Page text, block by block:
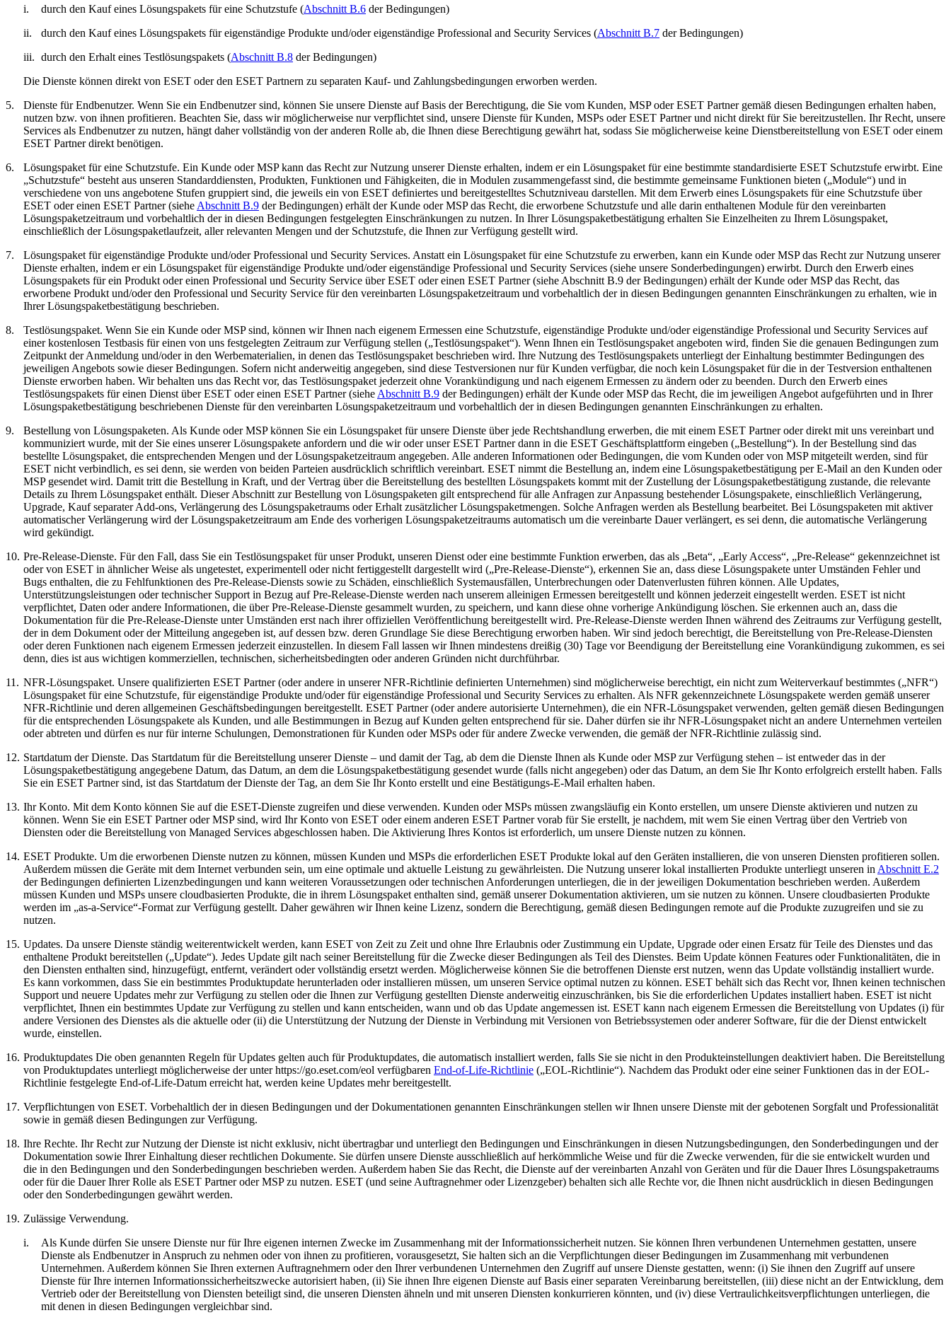
i.
durch den Kauf eines Lösungspakets für eine Schutzstufe (Abschnitt B.6 der Bedingungen)
ii.
durch den Kauf eines Lösungspakets für eigenständige Produkte und/oder eigenständige Professional and Security Services (Abschnitt B.7 der Bedingungen)
iii. durch den Erhalt eines Testlösungspakets (Abschnitt B.8 der Bedingungen)
Die Dienste können direkt von ESET oder den ESET Partnern zu separaten Kauf- und Zahlungsbedingungen erworben werden.
5.
Dienste für Endbenutzer. Wenn Sie ein Endbenutzer sind, können Sie unsere Dienste auf Basis der Berechtigung, die Sie vom Kunden, MSP oder ESET Partner gemäß diesen Bedingungen erhalten haben,
nutzen bzw. von ihnen profitieren. Beachten Sie, dass wir möglicherweise nur verpflichtet sind, unsere Dienste für Kunden, MSPs oder ESET Partner und nicht direkt für Sie bereitzustellen. Ihr Recht, unsere
Services als Endbenutzer zu nutzen, hängt daher vollständig von der anderen Rolle ab, die Ihnen diese Berechtigung gewährt hat, sodass Sie möglicherweise keine Dienstbereitstellung von ESET oder einem
ESET Partner direkt benötigen.
6.
Lösungspaket für eine Schutzstufe. Ein Kunde oder MSP kann das Recht zur Nutzung unserer Dienste erhalten, indem er ein Lösungspaket für eine bestimmte standardisierte ESET Schutzstufe erwirbt. Eine
„Schutzstufe“ besteht aus unseren Standarddiensten, Produkten, Funktionen und Fähigkeiten, die in Modulen zusammengefasst sind, die bestimmte gemeinsame Funktionen bieten („Module“) und in
verschiedene von uns angebotene Stufen gruppiert sind, die jeweils ein von ESET definiertes und bereitgestelltes Schutzniveau darstellen. Mit dem Erwerb eines Lösungspakets für eine Schutzstufe über
ESET oder einen ESET Partner (sieheAbschnitt B.9 der Bedingungen) erhält der Kunde oder MSP das Recht, die erworbene Schutzstufe und alle darin enthaltenen Module für den vereinbarten
Lösungspaketzeitraum und vorbehaltlich der in diesen Bedingungen festgelegten Einschränkungen zu nutzen. In Ihrer Lösungspaketbestätigung erhalten Sie Einzelheiten zu Ihrem Lösungspaket,
einschließlich der Lösungspaketlaufzeit, aller relevanten Mengen und der Schutzstufe, die Ihnen zur Verfügung gestellt wird.
7.
Lösungspaket für eigenständige Produkte und/oder Professional und Security Services. Anstatt ein Lösungspaket für eine Schutzstufe zu erwerben, kann ein Kunde oder MSP das Recht zur Nutzung unserer
Dienste erhalten, indem er ein Lösungspaket für eigenständige Produkte und/oder eigenständige Professional und Security Services (siehe unsere Sonderbedingungen) erwirbt. Durch den Erwerb eines
Lösungspakets für ein Produkt oder einen Professional und Security Service über ESET oder einen ESET Partner (siehe Abschnitt B.9 der Bedingungen) erhält der Kunde oder MSP das Recht, das
erworbene Produkt und/oder den Professional und Security Service für den vereinbarten Lösungspaketzeitraum und vorbehaltlich der in diesen Bedingungen genannten Einschränkungen zu erhalten, wie in
Ihrer Lösungspaketbestätigung beschrieben.
8.
Testlösungspaket. Wenn Sie ein Kunde oder MSP sind, können wir Ihnen nach eigenem Ermessen eine Schutzstufe, eigenständige Produkte und/oder eigenständige Professional und Security Services auf
einer kostenlosen Testbasis für einen von uns festgelegten Zeitraum zur Verfügung stellen („Testlösungspaket“). Wenn Ihnen ein Testlösungspaket angeboten wird, finden Sie die genauen Bedingungen zum
Zeitpunkt der Anmeldung und/oder in den Werbematerialien, in denen das Testlösungspaket beschrieben wird. Ihre Nutzung des Testlösungspakets unterliegt der Einhaltung bestimmter Bedingungen des
jeweiligen Angebots sowie dieser Bedingungen. Sofern nicht anderweitig angegeben, sind diese Testversionen nur für Kunden verfügbar, die noch kein Lösungspaket für die in der Testversion enthaltenen
Dienste erworben haben. Wir behalten uns das Recht vor, das Testlösungspaket jederzeit ohne Vorankündigung und nach eigenem Ermessen zu ändern oder zu beenden. Durch den Erwerb eines
Testlösungspakets für einen Dienst über ESET oder einen ESET Partner (sieheAbschnitt B.9 der Bedingungen) erhält der Kunde oder MSP das Recht, die im jeweiligen Angebot aufgeführten und in Ihrer
Lösungspaketbestätigung beschriebenen Dienste für den vereinbarten Lösungspaketzeitraum und vorbehaltlich der in diesen Bedingungen genannten Einschränkungen zu erhalten.
9.
Bestellung von Lösungspaketen. Als Kunde oder MSP können Sie ein Lösungspaket für unsere Dienste über jede Rechtshandlung erwerben, die mit einem ESET Partner oder direkt mit uns vereinbart und
kommuniziert wurde, mit der Sie eines unserer Lösungspakete anfordern und die wir oder unser ESET Partner dann in die ESET Geschäftsplattform eingeben („Bestellung“). In der Bestellung sind das
bestellte Lösungspaket, die entsprechenden Mengen und der Lösungspaketzeitraum angegeben. Alle anderen Informationen oder Bedingungen, die vom Kunden oder von MSP mitgeteilt werden, sind für
ESET nicht verbindlich, es sei denn, sie werden von beiden Parteien ausdrücklich schriftlich vereinbart. ESET nimmt die Bestellung an, indem eine Lösungspaketbestätigung per E-Mail an den Kunden oder
MSP gesendet wird. Damit tritt die Bestellung in Kraft, und der Vertrag über die Bereitstellung des bestellten Lösungspakets kommt mit der Zustellung der Lösungspaketbestätigung zustande, die relevante
Details zu Ihrem Lösungspaket enthält. Dieser Abschnitt zur Bestellung von Lösungspaketen gilt entsprechend für alle Anfragen zur Anpassung bestehender Lösungspakete, einschließlich Verlängerung,
Upgrade, Kauf separater Add-ons, Verlängerung des Lösungspaketraums oder Erhalt zusätzlicher Lösungspaketmengen. Solche Anfragen werden als Bestellung bearbeitet. Bei Lösungspaketen mit aktiver
automatischer Verlängerung wird der Lösungspaketzeitraum am Ende des vorherigen Lösungspaketzeitraums automatisch um die vereinbarte Dauer verlängert, es sei denn, die automatische Verlängerung
wird gekündigt.
10. Pre-Release-Dienste. Für den Fall, dass Sie ein Testlösungspaket für unser Produkt, unseren Dienst oder eine bestimmte Funktion erwerben, das als „Beta“, „Early Access“, „Pre-Release“ gekennzeichnet ist
oder von ESET in ähnlicher Weise als ungetestet, experimentell oder nicht fertiggestellt dargestellt wird („Pre-Release-Dienste“), erkennen Sie an, dass diese Lösungspakete unter Umständen Fehler und
Bugs enthalten, die zu Fehlfunktionen des Pre-Release-Diensts sowie zu Schäden, einschließlich Systemausfällen, Unterbrechungen oder Datenverlusten führen können. Alle Updates,
Unterstützungsleistungen oder technischer Support in Bezug auf Pre-Release-Dienste werden nach unserem alleinigen Ermessen bereitgestellt und können jederzeit eingestellt werden. ESET ist nicht
verpflichtet, Daten oder andere Informationen, die über Pre-Release-Dienste gesammelt wurden, zu speichern, und kann diese ohne vorherige Ankündigung löschen. Sie erkennen auch an, dass die
Dokumentation für die Pre-Release-Dienste unter Umständen erst nach ihrer offiziellen Veröffentlichung bereitgestellt wird. Pre-Release-Dienste werden Ihnen während des Zeitraums zur Verfügung gestellt,
der in dem Dokument oder der Mitteilung angegeben ist, auf dessen bzw. deren Grundlage Sie diese Berechtigung erworben haben. Wir sind jedoch berechtigt, die Bereitstellung von Pre-Release-Diensten
oder deren Funktionen nach eigenem Ermessen jederzeit einzustellen. In diesem Fall lassen wir Ihnen mindestens dreißig (30) Tage vor Beendigung der Bereitstellung eine Vorankündigung zukommen, es sei
denn, dies ist aus wichtigen kommerziellen, technischen, sicherheitsbedingten oder anderen Gründen nicht durchführbar.
11. NFR-Lösungspaket. Unsere qualifizierten ESET Partner (oder andere in unserer NFR-Richtlinie definierten Unternehmen) sind möglicherweise berechtigt, ein nicht zum Weiterverkauf bestimmtes („NFR“)
Lösungspaket für eine Schutzstufe, für eigenständige Produkte und/oder für eigenständige Professional und Security Services zu erhalten. Als NFR gekennzeichnete Lösungspakete werden gemäß unserer
NFR-Richtlinie und deren allgemeinen Geschäftsbedingungen bereitgestellt. ESET Partner (oder andere autorisierte Unternehmen), die ein NFR-Lösungspaket verwenden, gelten gemäß diesen Bedingungen
für die entsprechenden Lösungspakete als Kunden, und alle Bestimmungen in Bezug auf Kunden gelten entsprechend für sie. Daher dürfen sie ihr NFR-Lösungspaket nicht an andere Unternehmen verteilen
oder abtreten und dürfen es nur für interne Schulungen, Demonstrationen für Kunden oder MSPs oder für andere Zwecke verwenden, die gemäß der NFR-Richtlinie zulässig sind.
12. Startdatum der Dienste. Das Startdatum für die Bereitstellung unserer Dienste – und damit der Tag, ab dem die Dienste Ihnen als Kunde oder MSP zur Verfügung stehen – ist entweder das in der
Lösungspaketbestätigung angegebene Datum, das Datum, an dem die Lösungspaketbestätigung gesendet wurde (falls nicht angegeben) oder das Datum, an dem Sie Ihr Konto erfolgreich erstellt haben. Falls
Sie ein ESET Partner sind, ist das Startdatum der Dienste der Tag, an dem Sie Ihr Konto erstellt und eine Bestätigungs-E-Mail erhalten haben.
13. Ihr Konto. Mit dem Konto können Sie auf die ESET-Dienste zugreifen und diese verwenden. Kunden oder MSPs müssen zwangsläufig ein Konto erstellen, um unsere Dienste aktivieren und nutzen zu
können. Wenn Sie ein ESET Partner oder MSP sind, wird Ihr Konto von ESET oder einem anderen ESET Partner vorab für Sie erstellt, je nachdem, mit wem Sie einen Vertrag über den Vertrieb von
Diensten oder die Bereitstellung von Managed Services abgeschlossen haben. Die Aktivierung Ihres Kontos ist erforderlich, um unsere Dienste nutzen zu können.
14. ESET Produkte. Um die erworbenen Dienste nutzen zu können, müssen Kunden und MSPs die erforderlichen ESET Produkte lokal auf den Geräten installieren, die von unseren Diensten profitieren sollen.
Außerdem müssen die Geräte mit dem Internet verbunden sein, um eine optimale und aktuelle Leistung zu gewährleisten. Die Nutzung unserer lokal installierten Produkte unterliegt unseren inAbschnitt E.2
der Bedingungen definierten Lizenzbedingungen und kann weiteren Voraussetzungen oder technischen Anforderungen unterliegen, die in der jeweiligen Dokumentation beschrieben werden. Außerdem
müssen Kunden und MSPs unsere cloudbasierten Produkte, die in ihrem Lösungspaket enthalten sind, gemäß unserer Dokumentation aktivieren, um sie nutzen zu können. Unsere cloudbasierten Produkte
werden im „as-a-Service“-Format zur Verfügung gestellt. Daher gewähren wir Ihnen keine Lizenz, sondern die Berechtigung, gemäß diesen Bedingungen remote auf die Produkte zuzugreifen und sie zu
nutzen.
15. Updates. Da unsere Dienste ständig weiterentwickelt werden, kann ESET von Zeit zu Zeit und ohne Ihre Erlaubnis oder Zustimmung ein Update, Upgrade oder einen Ersatz für Teile des Dienstes und das
enthaltene Produkt bereitstellen („Update“). Jedes Update gilt nach seiner Bereitstellung für die Zwecke dieser Bedingungen als Teil des Dienstes. Beim Update können Features oder Funktionalitäten, die in
den Diensten enthalten sind, hinzugefügt, entfernt, verändert oder vollständig ersetzt werden. Möglicherweise können Sie die betroffenen Dienste erst nutzen, wenn das Update vollständig installiert wurde.
Es kann vorkommen, dass Sie ein bestimmtes Produktupdate herunterladen oder installieren müssen, um unseren Service optimal nutzen zu können. ESET behält sich das Recht vor, Ihnen keinen technischen
Support und neuere Updates mehr zur Verfügung zu stellen oder die Ihnen zur Verfügung gestellten Dienste anderweitig einzuschränken, bis Sie die erforderlichen Updates installiert haben. ESET ist nicht
verpflichtet, Ihnen ein bestimmtes Update zur Verfügung zu stellen und kann entscheiden, wann und ob das Update angemessen ist. ESET kann nach eigenem Ermessen die Bereitstellung von Updates (i) für
andere Versionen des Dienstes als die aktuelle oder (ii) die Unterstützung der Nutzung der Dienste in Verbindung mit Versionen von Betriebssystemen oder anderer Software, für die der Dienst entwickelt
wurde, einstellen.
16. Produktupdates Die oben genannten Regeln für Updates gelten auch für Produktupdates, die automatisch installiert werden, falls Sie sie nicht in den Produkteinstellungen deaktiviert haben. Die Bereitstellung
von Produktupdates unterliegt möglicherweise der unter https://go.eset.com/eol verfügbaren End-of-Life-Richtlinie („EOL-Richtlinie“). Nachdem das Produkt oder eine seiner Funktionen das in der EOL-
Richtlinie festgelegte End-of-Life-Datum erreicht hat, werden keine Updates mehr bereitgestellt.
17. Verpflichtungen von ESET. Vorbehaltlich der in diesen Bedingungen und der Dokumentationen genannten Einschränkungen stellen wir Ihnen unsere Dienste mit der gebotenen Sorgfalt und Professionalität
sowie in gemäß diesen Bedingungen zur Verfügung.
18. Ihre Rechte. Ihr Recht zur Nutzung der Dienste ist nicht exklusiv, nicht übertragbar und unterliegt den Bedingungen und Einschränkungen in diesen Nutzungsbedingungen, den Sonderbedingungen und der
Dokumentation sowie Ihrer Einhaltung dieser rechtlichen Dokumente. Sie dürfen unsere Dienste ausschließlich auf herkömmliche Weise und für die Zwecke verwenden, für die sie entwickelt wurden und
die in den Bedingungen und den Sonderbedingungen beschrieben werden. Außerdem haben Sie das Recht, die Dienste auf der vereinbarten Anzahl von Geräten und für die Dauer Ihres Lösungspaketraums
oder für die Dauer Ihrer Rolle als ESET Partner oder MSP zu nutzen. ESET (und seine Auftragnehmer oder Lizenzgeber) behalten sich alle Rechte vor, die Ihnen nicht ausdrücklich in diesen Bedingungen
oder den Sonderbedingungen gewährt werden.
19. Zulässige Verwendung.
i.
Als Kunde dürfen Sie unsere Dienste nur für Ihre eigenen internen Zwecke im Zusammenhang mit der Informationssicherheit nutzen. Sie können Ihren verbundenen Unternehmen gestatten, unsere
Dienste als Endbenutzer in Anspruch zu nehmen oder von ihnen zu profitieren, vorausgesetzt, Sie halten sich an die Verpflichtungen dieser Bedingungen im Zusammenhang mit verbundenen
Unternehmen. Außerdem können Sie Ihren externen Auftragnehmern oder den Ihrer verbundenen Unternehmen den Zugriff auf unsere Dienste gestatten, wenn: (i) Sie ihnen den Zugriff auf unsere
Dienste für Ihre internen Informationssicherheitszwecke autorisiert haben, (ii) Sie ihnen Ihre eigenen Dienste auf Basis einer separaten Vereinbarung bereitstellen, (iii) diese nicht an der Entwicklung, dem
Vertrieb oder der Bereitstellung von Diensten beteiligt sind, die unseren Diensten ähneln und mit unseren Diensten konkurrieren könnten, und (iv) diese Vertraulichkeitsverpflichtungen unterliegen, die
mit denen in diesen Bedingungen vergleichbar sind.